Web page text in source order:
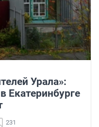
Урала»:
Екатеринбурге
231